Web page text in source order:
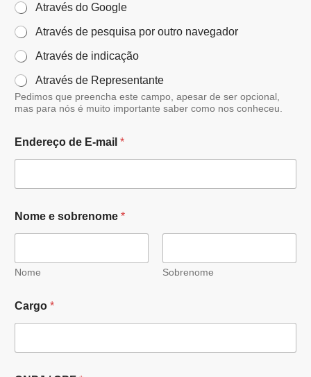
Através do Google
Através de pesquisa por outro navegador
Através de indicação
Através de Representante
Pedimos que preencha este campo, apesar de ser opcional,
mas para nós é muito importante saber como nos conheceu.
Endereço de E-mail *
Nome e sobrenome *
Nome Sobrenome
Cargo *